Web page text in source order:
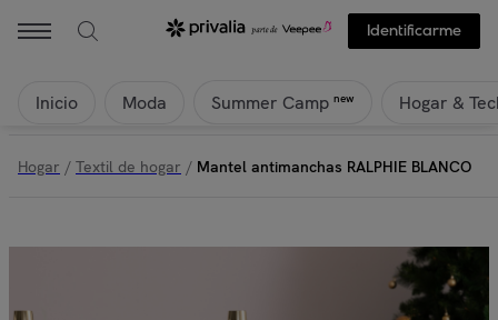
Identificarme
Inicio Moda Summer Camp new Hogar &
Hogar / Textil de hogar / Mantel antimanchas RALPHIE BLANCO